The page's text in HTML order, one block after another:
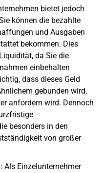
bietet jedoch
können die bezahlte
und Ausgaben
bekommen. Dies
da Sie die
einbehalten
dass dieses Geld
gebunden wird,
anfordern wird. Dennoch
besonders in den
von großer
: Als Einzelunternehmer